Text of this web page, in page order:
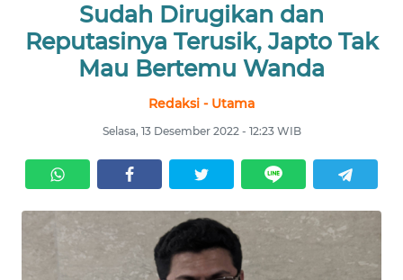
Sudah Dirugikan dan
Reputasinya Terusik, Japto Tak
Mau Bertemu Wanda
Redaksi - Utama
Selasa, 13 Desember 2022 - 12:23 WIB
NUSANTARA
SERBA-
SERBI
MANDALIKA